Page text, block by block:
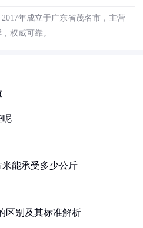
年成立于广东省茂名市，主营
权威可靠。
呢
能承受多少公斤
区别及其标准解析